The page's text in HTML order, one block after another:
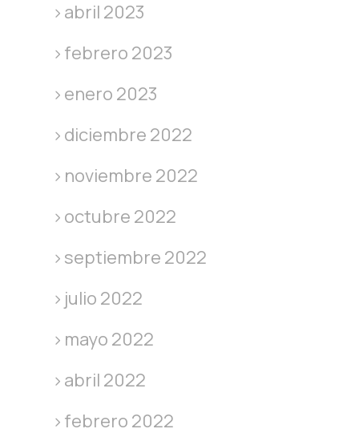
abril 2023
febrero 2023
enero 2023
diciembre 2022
noviembre 2022
octubre 2022
septiembre 2022
julio 2022
mayo 2022
abril 2022
febrero 2022